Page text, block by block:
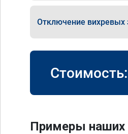
Отключение вихревых
Примеры наших